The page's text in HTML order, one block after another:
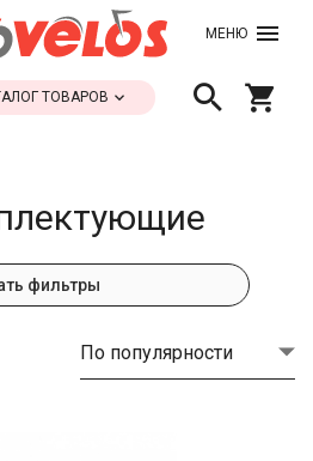
МЕНЮ
ТОВАРОВ
фильтры
По популярности